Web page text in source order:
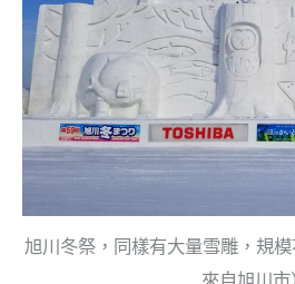
旭川冬祭，同樣有大量雪雕，規